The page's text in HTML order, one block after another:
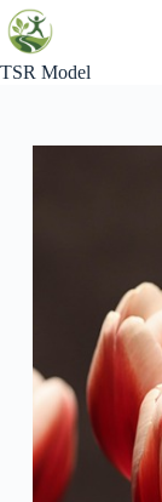
Skip
to
content
TSR Model